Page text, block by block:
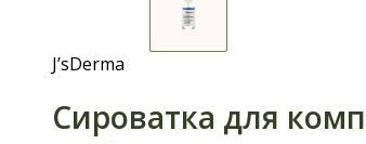
J’sDerma
Сироватка для